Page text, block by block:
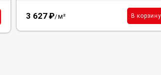
3 627₽/м² В корзину